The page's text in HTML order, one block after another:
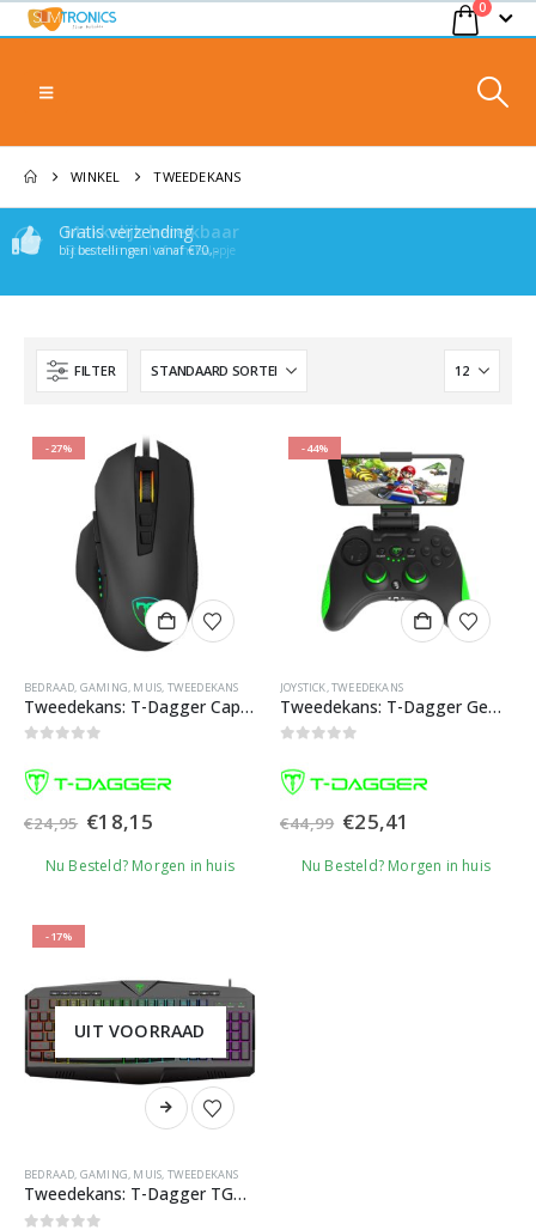
0
WINKEL TWEEDEKANS
Gratis verzending
bij bestellingen vanaf €70,-
Makkelijk bereikbaar
Stuur een mail of whatsappje
FILTER
-27%
BEDRAAD, GAMING, MUIS, TWEEDEKANS
Tweedekans: T-Dagger Captain TGM-302 RGB Gaming Muis
€24,95 Oorspronkelijke
prijs
was:
€24,95.
€18,15
is:
€18,15.
Nu Besteld? Morgen in huis
-44%
JOYSTICK,TWEEDEKANS
Tweedekans: T-Dagger Gemini TGP600 Joystick voor smartphone
€44,99 Oorspronkelijke
prijs
was:
€44,99.
€25,41
is:
€25,41.
Nu Besteld? Morgen in huis
-17%
UIT VOORRAAD
BEDRAAD, GAMING, MUIS, TWEEDEKANS
Tweedekans: T-Dagger TGK205 Membraan Submarine Gaming Toetsenbord